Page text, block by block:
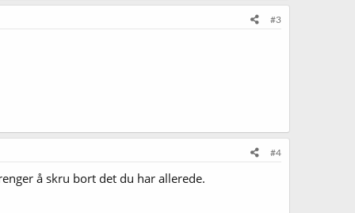
#3
#4
å skru bort det du har allerede.